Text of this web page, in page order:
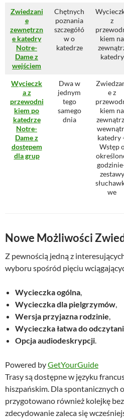
Zwiedzani
e
zewnętrzn
e katedry
Notre-
Dame z
wejściem
Chętnych
poznania
szczegółó
w o
katedrze
z
kiem na
katedry
Wycieczk
a z
przewodni
kiem po
katedrze
Notre-
Dame z
dostępem
dla grup
Dwa w
jednym
tego
samego
dnia
e z
kiem na
katedry
Wstęp
zestawy
we
Nowe Możliwości
Z pewnością jedną z
wyboru spośród pięciu
Wycieczka ogólna
Wycieczka dla pielgrzymów
Wersja przyjazna rodzinie
Wycieczka łatwa do
Opcja audiodeskrypcji
Powered byGetYourGuide
Trasy są dostępne w języku
hiszpańskim. Dla spontanicznych
przygotowano również kolejkę
zdecydowanie zaleca się